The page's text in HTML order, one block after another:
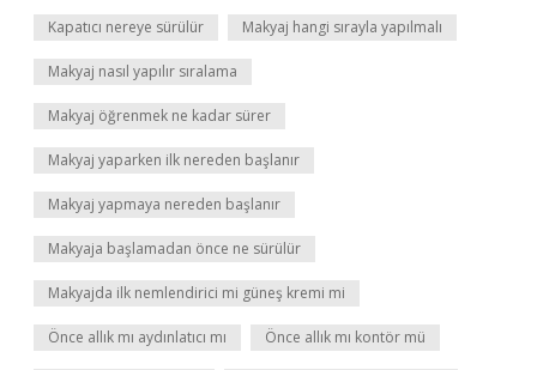
Kapatıcı nereye sürülür Makyaj hangi sırayla yapılmalı
Makyaj nasıl yapılır sıralama
Makyaj öğrenmek ne kadar sürer
Makyaj yaparken ilk nereden başlanır
Makyaj yapmaya nereden başlanır
Makyaja başlamadan önce ne sürülür
Makyajda ilk nemlendirici mi güneş kremi mi
Önce allık mı aydınlatıcı mı Önce allık mı kontör mü